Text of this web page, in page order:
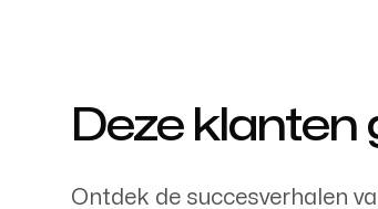
Deze klanten
Ontdek de succesverhalen